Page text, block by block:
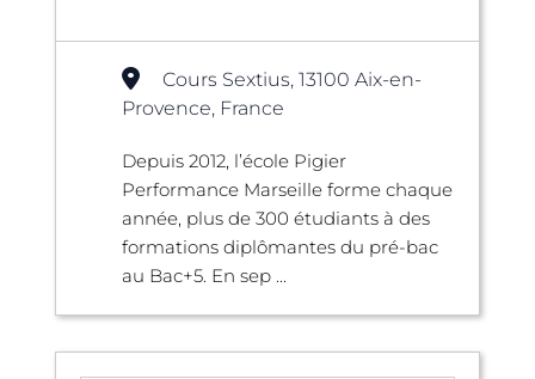
Cours Sextius, 13100 Aix-en-
Provence, France
Depuis 2012, l’école Pigier
Performance Marseille forme chaque
année, plus de 300 étudiants à des
formations diplômantes du pré-bac
au Bac+5. En sep ...